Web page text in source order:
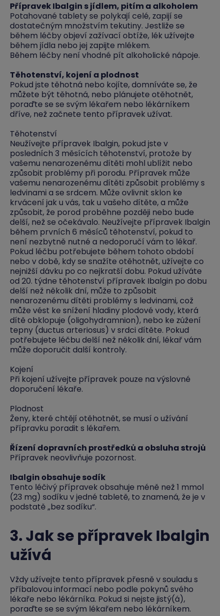
Přípravek Ibalgin s jídlem, pitím a alkoholem
Potahované tablety se polykají celé, zapijí se
dostatečným množstvím tekutiny. Jestliže se
během léčby objeví zažívací obtíže, lék užívejte
během jídla nebo jej zapijte mlékem.
Během léčby není vhodné pít alkoholické nápoje.
Těhotenství, kojení a plodnost
Pokud jste těhotná nebo kojíte, domníváte se, že
můžete být těhotná, nebo plánujete otěhotnět,
poraďte se se svým lékařem nebo lékárníkem
dříve, než začnete tento přípravek užívat.
Těhotenství
Neužívejte přípravek Ibalgin, pokud jste v
posledních 3 měsících těhotenství, protože by
vašemu nenarozenému dítěti mohl ublížit nebo
způsobit problémy při porodu. Přípravek může
vašemu nenarozenému dítěti způsobit problémy s
ledvinami a se srdcem. Může ovlivnit sklon ke
krvácení jak u vás, tak u vašeho dítěte, a může
způsobit, že porod proběhne později nebo bude
delší, než se očekávalo. Neužívejte přípravek Ibalgin
během prvních 6 měsíců těhotenství, pokud to
není nezbytně nutné a nedoporučí vám to lékař.
Pokud léčbu potřebujete během tohoto období
nebo v době, kdy se snažíte otěhotnět, užívejte co
nejnižší dávku po co nejkratší dobu. Pokud užíváte
od 20. týdne těhotenství přípravek Ibalgin po dobu
delší než několik dní, může to způsobit
nenarozenému dítěti problémy s ledvinami, což
může vést ke snížení hladiny plodové vody, která
dítě obklopuje (oligohydramnion), nebo ke zúžení
tepny (ductus arteriosus) v srdci dítěte. Pokud
potřebujete léčbu delší než několik dní, lékař vám
může doporučit další kontroly.
Kojení
Při kojení užívejte přípravek pouze na výslovné
doporučení lékaře.
Plodnost
Ženy, které chtějí otěhotnět, se musí o užívání
přípravku poradit s lékařem.
Řízení dopravních prostředků a obsluha strojů
Přípravek neovlivňuje pozornost.
Ibalgin obsahuje sodík
Tento léčivý přípravek obsahuje méně než 1 mmol
(23 mg) sodíku v jedné tabletě, to znamená, že je v
podstatě „bez sodíku“.
3. Jak se přípravek Ibalgin
užívá
Vždy užívejte tento přípravek přesně v souladu s
příbalovou informací nebo podle pokynů svého
lékaře nebo lékárníka. Pokud si nejste jistý(á),
poraďte se se svým lékařem nebo lékárníkem.